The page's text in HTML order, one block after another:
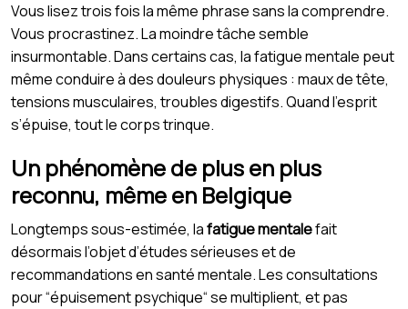
Vous lisez trois fois la même phrase sans la comprendre.
Vous procrastinez. La moindre tâche semble
insurmontable. Dans certains cas, la fatigue mentale peut
même conduire à des douleurs physiques : maux de tête,
tensions musculaires, troubles digestifs. Quand l’esprit
s’épuise, tout le corps trinque.
Un phénomène de plus en plus
reconnu, même en Belgique
Longtemps sous-estimée, lafatigue mentalefait
désormais l’objet d’études sérieuses et de
recommandations en santé mentale. Les consultations
pour “épuisement psychique“ se multiplient, et pas